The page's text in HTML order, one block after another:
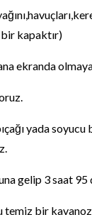
kapaktır)
ekranda
yada
gelip 3 saat 95
bir